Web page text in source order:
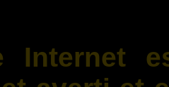
Internet